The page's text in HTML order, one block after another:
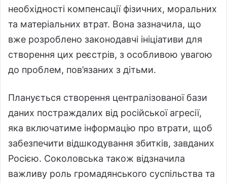
необхідності компенсації фізичних, моральних
та матеріальних втрат. Вона зазначила, що
вже розроблено законодавчі ініціативи для
створення цих реєстрів, з особливою увагою
до проблем, пов’язаних з дітьми.
Планується створення централізованої бази
даних постраждалих від російської агресії,
яка включатиме інформацію про втрати, щоб
забезпечити відшкодування збитків, завданих
Росією. Соколовська також відзначила
важливу роль громадянського суспільства та